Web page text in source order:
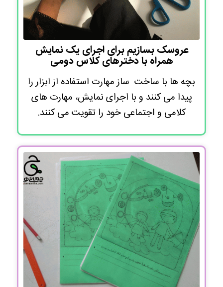
عروسک بسازیم برای اجرای یک نمایش
همراه با دخترهای کلاس دومی
بچه ها با ساخت ساز مهارت استفاده از ابزار را
پیدا می کنند و با اجرای نمایش، مهارت های
کلامی و اجتماعی خود را تقویت می کنند.